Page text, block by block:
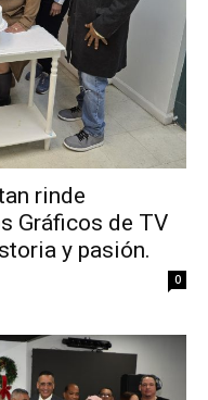
rinde
Gráficos de TV
y pasión.
0